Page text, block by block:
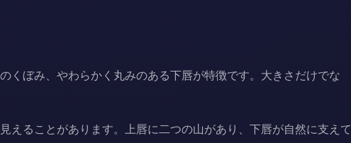
くぼみ、やわらかく丸みのある下唇が特徴です。大きさだけでな
えることがあります。上唇に二つの山があり、下唇が自然に支えて